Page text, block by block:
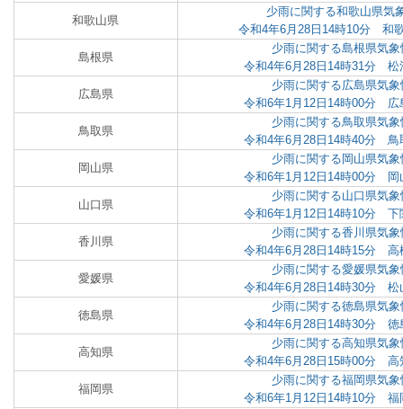
和歌山県
少雨に関する和歌山県
令和4年6月28日14時10分 和
島根県
少雨に関する島根県気
令和4年6月28日14時31分 松
広島県
少雨に関する広島県気
令和6年1月12日14時00分 広
鳥取県
少雨に関する鳥取県気
令和4年6月28日14時40分 鳥
岡山県
少雨に関する岡山県気
令和6年1月12日14時00分 岡
山口県
少雨に関する山口県気
令和6年1月12日14時10分 下
香川県
少雨に関する香川県気
令和4年6月28日14時15分 高
愛媛県
少雨に関する愛媛県気
令和4年6月28日14時30分 松
徳島県
少雨に関する徳島県気
令和4年6月28日14時30分 徳
高知県
少雨に関する高知県気
令和4年6月28日15時00分 高
福岡県
少雨に関する福岡県気
令和6年1月12日14時10分 福